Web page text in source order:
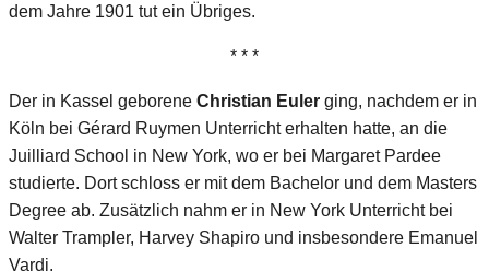
dem Jahre 1901 tut ein Übriges.
* * *
Der in Kassel geborene Christian Euler ging, nachdem er in
Köln bei Gérard Ruymen Unterricht erhalten hatte, an die
Juilliard School in New York, wo er bei Margaret Pardee
studierte. Dort schloss er mit dem Bachelor und dem Masters
Degree ab. Zusätzlich nahm er in New York Unterricht bei
Walter Trampler, Harvey Shapiro und insbesondere Emanuel
Vardi.